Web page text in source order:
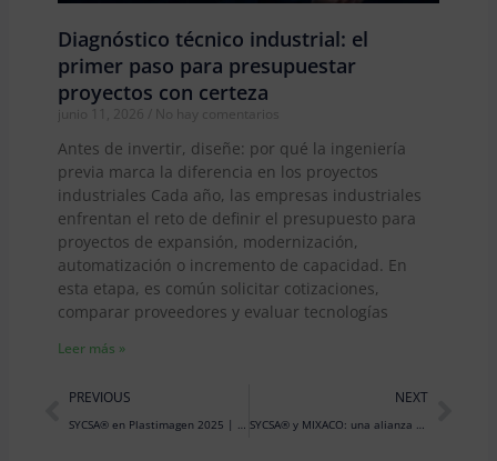
Diagnóstico técnico industrial: el
primer paso para presupuestar
proyectos con certeza
junio 11, 2026 No hay comentarios
Antes de invertir, diseñe: por qué la ingeniería
previa marca la diferencia en los proyectos
industriales Cada año, las empresas industriales
enfrentan el reto de definir el presupuesto para
proyectos de expansión, modernización,
automatización o incremento de capacidad. En
esta etapa, es común solicitar cotizaciones,
comparar proveedores y evaluar tecnologías
Leer más »
Prev
PREVIOUS
SYCSA® en Plastimagen 2025 | Pieza clave para la sustentabilidad
NEXT
SYCSA® y MIXACO: una alianza estratégica para la innovación en el manejo de PVC